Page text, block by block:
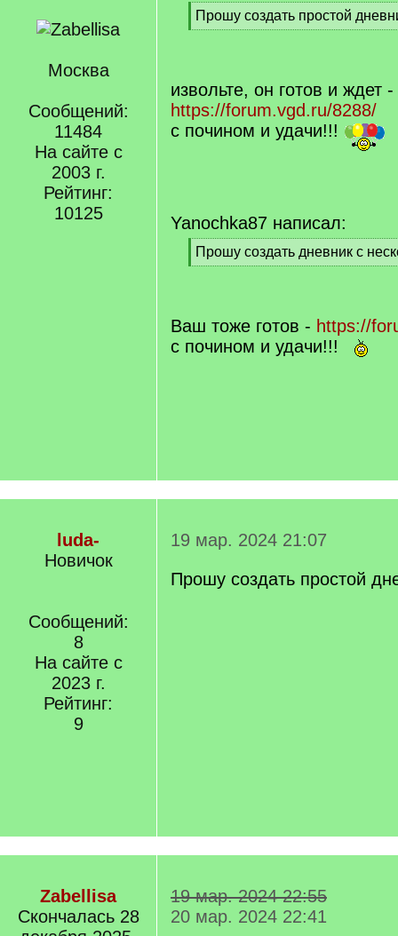
Москва
Сообщений:
11484
На сайте с
2003 г.
Рейтинг:
10125
[
q
Прошу создать простой
[
извольте, он готов и ждет -
https://forum.vgd.ru/8288/
с почином и удачи!!!
Yanochka87 написал:
[
q
Прошу создать дневник с
[
Ваш тоже готов - https://
с почином и удачи!!!
luda-
Новичок
Сообщений:
8
На сайте с
2023 г.
Рейтинг:
9
19 мар. 2024 21:07
Прошу создать простой
Zabellisa
Cкончалась 28
19 мар. 2024 22:55
20 мар. 2024 22:41